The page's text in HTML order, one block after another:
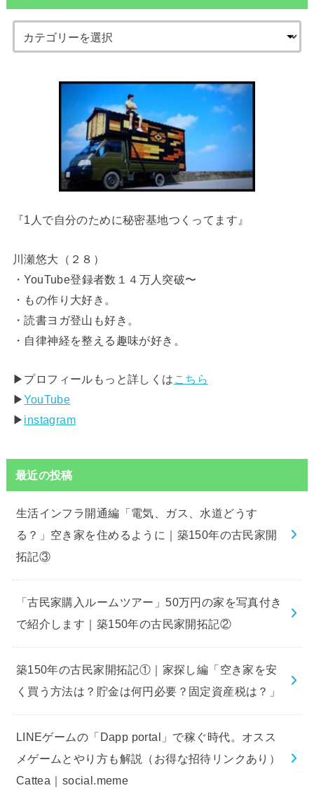
『1人で自分のために秘密基地つくってます』
川瀬悠大（２８）
・YouTube登録者数１４万人突破〜
・もの作り大好き。
・読書ヨガ登山も好き。
・自律神経を整える趣味が好き。
▶︎プロフィールもっと詳しくは こちら
▶︎YouTube
▶︎ instagram
最近の投稿
生活インフラ開通編「電気、ガス、水道どうす
る？」空き家を住めるように｜築150年の古民家開
拓記③
「古民家購入ルームツアー」50万円の家を写真付き
で紹介します｜築150年の古民家開拓記②
築150年の古民家開拓記①｜家探し編「空き家を安
く買う方法は？貯金は何円必要？固定資産税は？」
LINEゲームの「Dapp portal」で稼ぐ時代。オスス
メゲームとやり方も解説（お得な招待リンクあり）
Cattea｜social.meme